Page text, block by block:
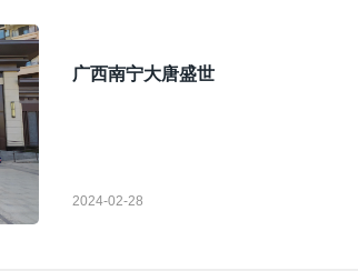
广西南宁大唐盛世
2024-02-28